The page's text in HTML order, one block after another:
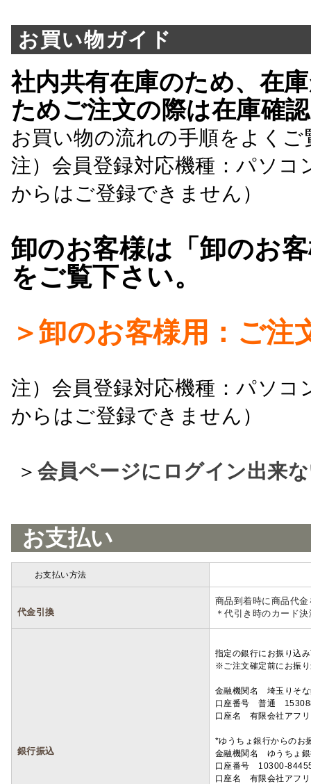
お買い物ガイド
社内共有在庫のため、在
ためご注文の際は在庫確
お買い物の流れの手順をよくご
注）会員登録対応機種：パソ
からはご登録できません）
卸のお客様は「卸のお
をご覧下さい。
＞卸のお客様用：ご注
注）会員登録対応機種：パソ
からはご登録できません）
＞ 会員ページにログイン出来
お支払い
お支払い方法
代金引換
商品到着時に商品代
＊代引き時のカード
銀行振込
指定の銀行にお振り込
※ご注文確定前にお振
金融機関名 埼玉りそ
口座番号 普通
口座名 有限会社アフ
*ゆうちょ銀行からのお
金融機関名 ゆうちょ
口座番号 10300-
口座名 有限会社アフ